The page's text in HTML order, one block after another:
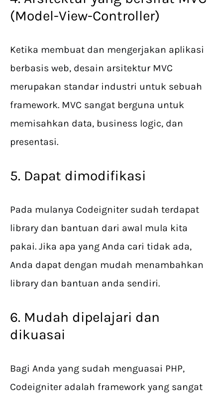
(Model-View-Controller)
Ketika membuat dan mengerjakan aplikasi
berbasis web, desain arsitektur MVC
merupakan standar industri untuk sebuah
framework. MVC sangat berguna untuk
memisahkan data, business logic, dan
presentasi.
5. Dapat dimodifikasi
Pada mulanya Codeigniter sudah terdapat
library dan bantuan dari awal mula kita
pakai. Jika apa yang Anda cari tidak ada,
Anda dapat dengan mudah menambahkan
library dan bantuan anda sendiri.
6. Mudah dipelajari dan
dikuasai
Bagi Anda yang sudah menguasai PHP,
Codeigniter adalah framework yang sangat